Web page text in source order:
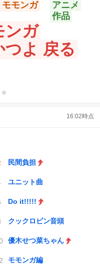
ンガ
つよ 戻る
モンガ
アニメ
作品
16:02時点
民間負担
ユニット曲
Do it!!!!!
クックロビン音頭
優木せつ菜ちゃん
モモンガ編